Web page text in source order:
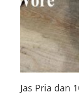
Jas Pria dan